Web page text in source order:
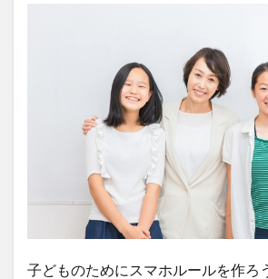
子どものためにスマホルールを作ろ